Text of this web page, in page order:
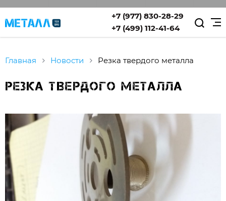
+7 (977) 830-28-29
+7 (499) 112-41-64
Главная Новости Резка твердого металла
Резка твердого металла